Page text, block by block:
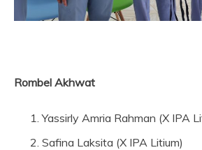
Rombel Akhwat
Yassirly Amria Rahman (X IPA
Safina Laksita (X IPA Litium)